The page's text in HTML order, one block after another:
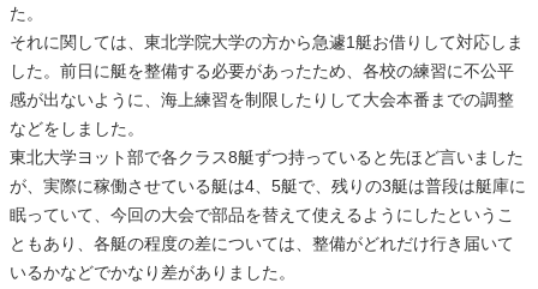
た。
それに関しては、東北学院大学の方から急遽1艇お借りして対応しま
した。前日に艇を整備する必要があったため、各校の練習に不公平
感が出ないように、海上練習を制限したりして大会本番までの調整
などをしました。
東北大学ヨット部で各クラス8艇ずつ持っていると先ほど言いました
が、実際に稼働させている艇は4、5艇で、残りの3艇は普段は艇庫に
眠っていて、今回の大会で部品を替えて使えるようにしたというこ
ともあり、各艇の程度の差については、整備がどれだけ行き届いて
いるかなどでかなり差がありました。